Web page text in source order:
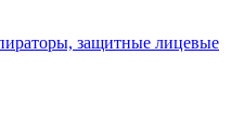
защитные лицевые